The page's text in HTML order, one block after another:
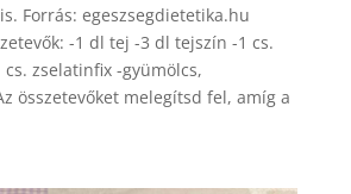
Forrás: egeszsegdietetika.hu
-1 dl tej -3 dl tejszín -1 cs.
zselatinfix -gyümölcs,
összetevőket melegítsd fel, amíg a